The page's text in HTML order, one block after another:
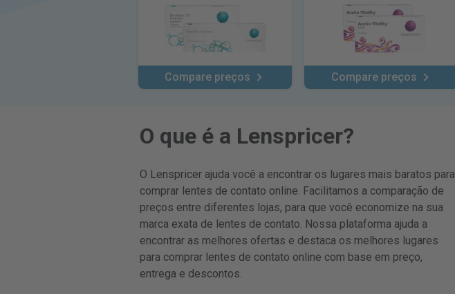
Compare preços Compare preços
O que é a Lenspricer?
O Lenspricer ajuda você a encontrar os lugares mais baratos para
comprar lentes de contato online. Facilitamos a comparação de
preços entre diferentes lojas, para que você economize na sua
marca exata de lentes de contato. Nossa plataforma ajuda a
encontrar as melhores ofertas e destaca os melhores lugares
para comprar lentes de contato online com base em preço,
entrega e descontos.